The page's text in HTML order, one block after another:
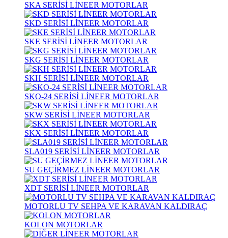
SKA SERİSİ LİNEER MOTORLAR
SKD SERİSİ LİNEER MOTORLAR
SKE SERİSİ LİNEER MOTORLAR
SKG SERİSİ LİNEER MOTORLAR
SKH SERİSİ LİNEER MOTORLAR
SKO-24 SERİSİ LİNEER MOTORLAR
SKW SERİSİ LİNEER MOTORLAR
SKX SERİSİ LİNEER MOTORLAR
SLA019 SERİSİ LİNEER MOTORLAR
SU GEÇİRMEZ LİNEER MOTORLAR
XDT SERİSİ LİNEER MOTORLAR
MOTORLU TV SEHPA VE KARAVAN KALDIRAÇ
KOLON MOTORLAR